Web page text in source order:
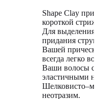
Shape Clay
короткой
Для выделения
придания
Вашей
всегда легко
Ваши волосы
эластичными
неотразим.